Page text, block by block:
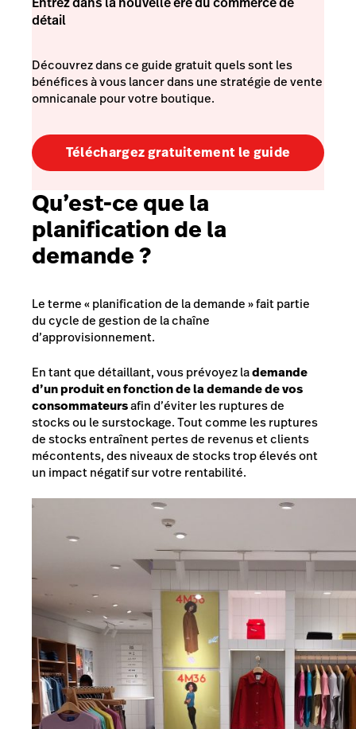
détail
Découvrez dans ce guide gratuit quels sont les
bénéfices à vous lancer dans une stratégie de vente
omnicanale pour votre boutique.
Téléchargez gratuitement le guide
Qu’est-ce que la
planification de la
demande ?
Le terme«planification de la demande»fait partie
du cycle de gestion de la chaîne
d’approvisionnement.
En tant que détaillant, vous prévoyez lademande
d’un produit en fonction de la demande de vos
consommateursafin d’éviter les ruptures de
stocks ou le surstockage. Tout comme les ruptures
de stocks entraînent pertes de revenus et clients
mécontents, des niveaux de stocks trop élevés ont
un impact négatif sur votre rentabilité.